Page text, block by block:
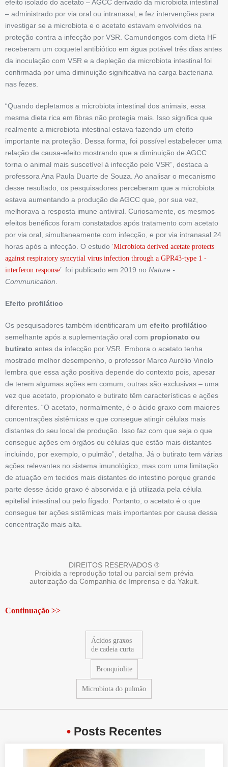
efeito isolado do acetato – AGCC ­derivado da microbiota intestinal
– administrado por via oral ou intranasal, e fez intervenções para
investigar se a microbiota e o acetato estavam envolvidos na
proteção contra a infecção por VSR. Camundongos com dieta HF
receberam um coquetel antibiótico em água potável três dias antes
da inoculação com VSR e a depleção da microbiota intestinal foi
confirmada por uma diminuição significativa na carga bacteriana
nas fezes.
“Quando depletamos a ­microbiota intestinal dos animais, essa
mesma dieta rica em fibras não protegia mais. Isso significa que
realmente a ­microbiota intestinal estava fazendo um efeito
importante na proteção. Dessa forma, foi possível estabelecer uma
relação de causa-efeito mostrando que a diminuição de AGCC
torna o animal mais suscetível à infecção pelo VSR”, destaca a
professora Ana Paula Duarte de Souza. Ao analisar o mecanismo
desse resultado, os pesquisadores perceberam que a microbiota
estava aumentando a produção de AGCC que, por sua vez,
melhorava a resposta imune antiviral. Curiosamente, os mesmos
efeitos benéficos foram constatados após tratamento com acetato
por via oral, simultaneamente com infecção, e por via intranasal 24
horas após a infec­ção. O estudo ‘Microbiota­ ­derived ­acetate protects
against respiratory syncytial ­virus­ ­infection through a GPR43-type 1 ­
interferon response’ foi publicado em 2019 no ­Nature ­
Communication
Efeito profilático
Os pesquisadores também identificaram um efeito profilático
semelhante após a suplementação oral com propionato ou
butirato antes da infecção por VSR. Embora o acetato tenha
mostrado melhor desempenho, o professor Marco Aurélio Vinolo
lembra que essa ação positiva ­depende do contexto pois, apesar
de terem algumas ações em comum, outras são exclusivas – uma
vez que acetato, propionato e butirato têm características e ações
diferentes. “O acetato, normalmen­te, é o ácido graxo com maiores
con­cen­trações sistêmicas e que consegue ­atingir células mais
distantes do seu local de produção. Isso faz com que seja o que
consegue ações em órgãos ou células que estão mais distantes
incluindo, por exemplo, o pulmão”, detalha. Já o butira­to tem várias
ações relevantes no sistema imunológico, mas com uma limitação
de atuação em tecidos mais distantes do intestino porque grande
parte desse ácido graxo é absorvida e já utilizada pela célula
epitelial intestinal ou pelo fígado. Portanto, o acetato é o que
consegue ter ações sistêmicas mais importantes por causa dessa
concentração mais alta.
DIREITOS RESERVADOS ®
Proibida a reprodução total ou parcial sem prévia
autorização da Companhia de Imprensa e da Yakult.
Continuação >>
Ácidos graxos
de cadeia curta
Bronquiolite
Microbiota do pulmão
•Posts Recentes